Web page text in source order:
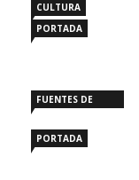
CULTURA
PORTADA
FUENTES DE
PORTADA